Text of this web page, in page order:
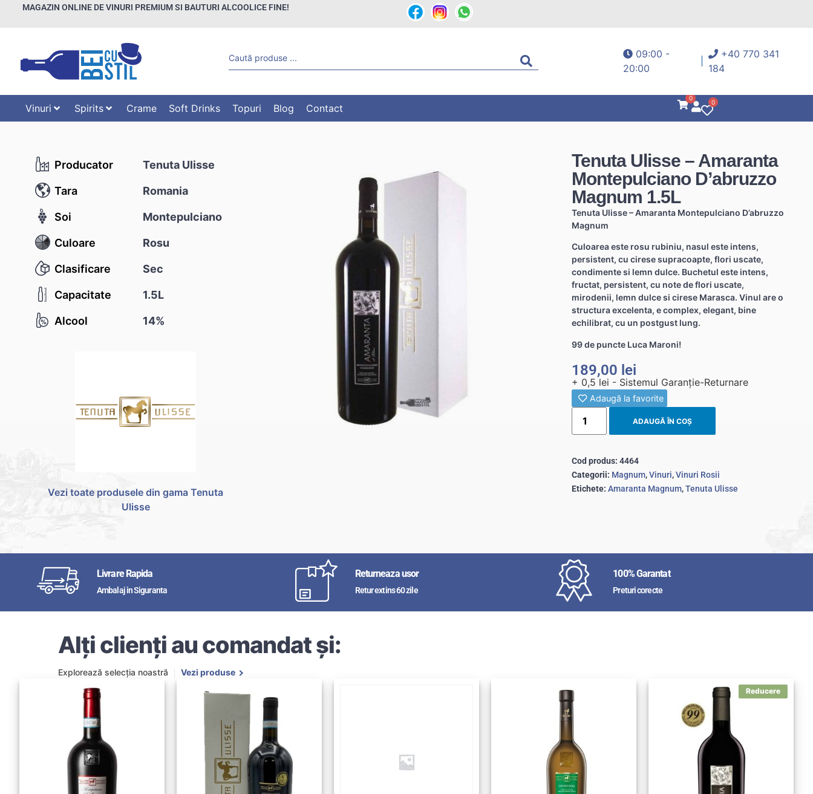
MAGAZIN ONLINE DE VINURI PREMIUM SI BAUTURI ALCOOLICE FINE!
09:00 -
20:00
+40 770 341
184
Vinuri Spirits Crame Soft Drinks Topuri Blog Contact
0
0
Producator Tenuta Ulisse
Tara Romania
Soi Montepulciano
Culoare Rosu
Clasificare Sec
Capacitate 1.5L
Alcool 14%
Vezi toate produsele din gama Tenuta
Ulisse
Tenuta Ulisse – Amaranta
Montepulciano D’abruzzo
Magnum 1.5L
Tenuta Ulisse – Amaranta Montepulciano D’abruzzo
Magnum
Culoarea este rosu rubiniu, nasul este intens,
persistent, cu cirese supracoapte, flori uscate,
condimente si lemn dulce. Buchetul este intens,
fructat, persistent, cu note de flori uscate,
mirodenii, lemn dulce si cirese Marasca. Vinul are o
structura excelenta, e complex, elegant, bine
echilibrat, cu un postgust lung.
99 de puncte Luca Maroni!
189,00 lei
+ 0,5 lei - Sistemul Garanție-Returnare
Adaugă la favorite
ADAUGĂ ÎN COȘ
Cod produs:4464
Categorii: Magnum,Vinuri,Vinuri Rosii
Etichete: Amaranta Magnum,Tenuta Ulisse
Livrare Rapida
Ambalaj in Siguranta
Returneaza usor
Retur extins 60 zile
100% Garantat
Preturi corecte
Alți clienți au comandat și:
Explorează selecția noastră Vezi produse